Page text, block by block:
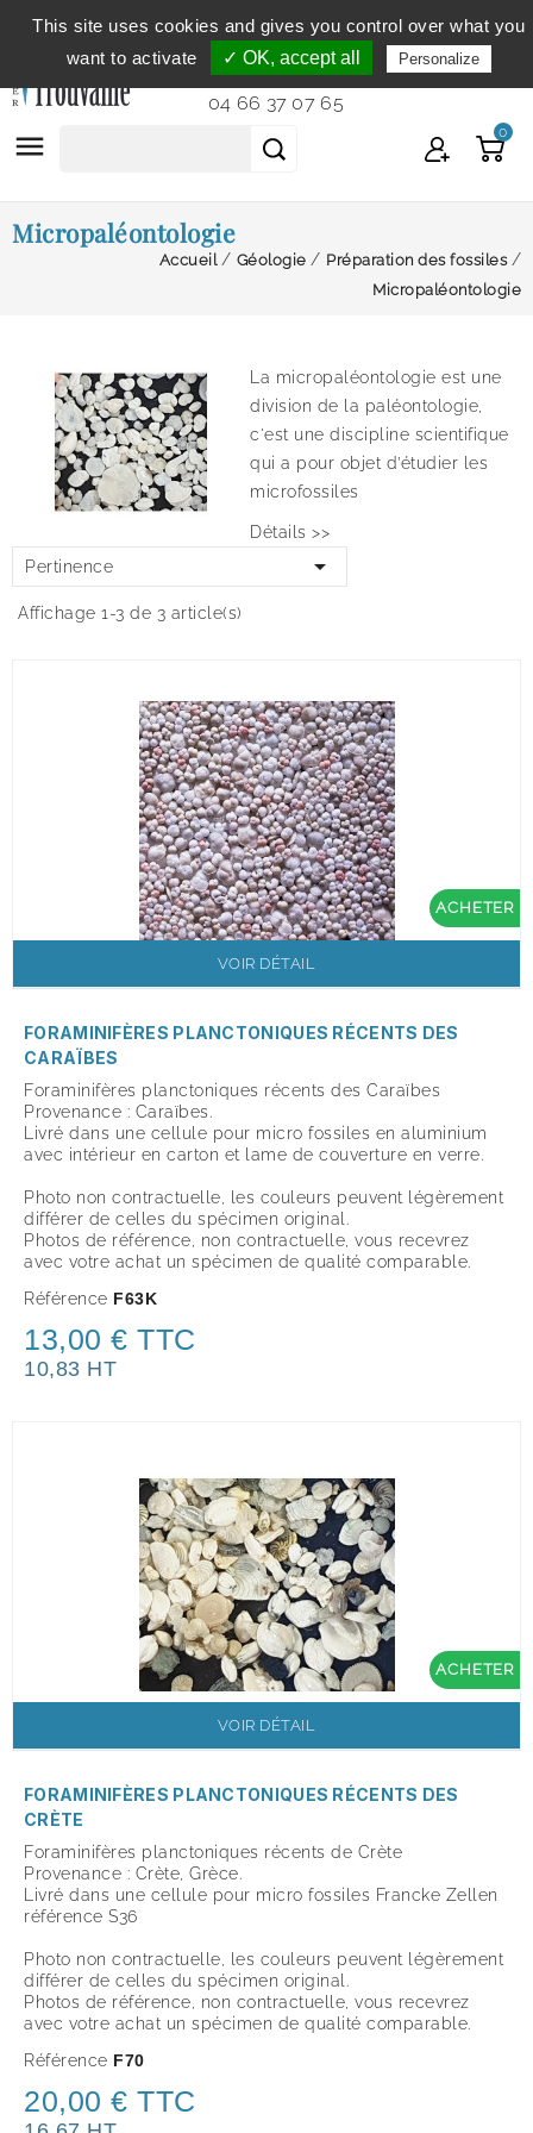
Service clientèle
du lundi au vendredi de 9h à 12h et
de 14h à 18h...
04 66 37 07 65
 0
Micropaléontologie
Accueil Géologie
Préparation des fossiles
Micropaléontologie
La micropaléontologie est une
division de la paléontologie,
c'est une discipline scientifique
qui a pour objet d’étudier les
microfossiles
Détails >>
Pertinence

Affichage 1-3 de 3 article(s)
ACHETER
VOIR DÉTAIL
FORAMINIFÈRES PLANCTONIQUES RÉCENTS DES
CARAÏBES
Foraminifères planctoniques récents des Caraïbes
Provenance : Caraïbes.
Livré dans une cellule pour micro fossiles en aluminium
avec intérieur en carton et lame de couverture en verre.
Photo non contractuelle, les couleurs peuvent légèrement
différer de celles du spécimen original.
Photos de référence, non contractuelle, vous recevrez
avec votre achat un spécimen de qualité comparable.
Référence F63K
13,00 € TTC
10,83 HT
ACHETER
VOIR DÉTAIL
FORAMINIFÈRES PLANCTONIQUES RÉCENTS DES
CRÈTE
Foraminifères planctoniques récents de Crète
Provenance : Crète, Grèce.
Livré dans une cellule pour micro fossiles Francke Zellen
référence S36
Photo non contractuelle, les couleurs peuvent légèrement
différer de celles du spécimen original.
Photos de référence, non contractuelle, vous recevrez
avec votre achat un spécimen de qualité comparable.
Référence F70
20,00 € TTC
This site uses cookies and gives you control over what you
want to activate
✓ OK, accept all Personalize